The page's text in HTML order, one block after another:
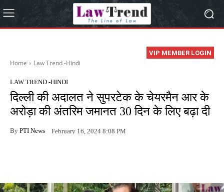
VIP MEMBER LOGIN
Home Law Trend -Hindi
LAW TREND -HINDI
दिल्ली की अदालत ने सुपरटेक के चेयरमैन आर के
अरोड़ा की अंतरिम जमानत 30 दिन के लिए बढ़ा दी
By PTI News February 16, 2024 8:08 PM